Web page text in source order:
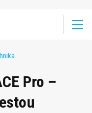
Pro –